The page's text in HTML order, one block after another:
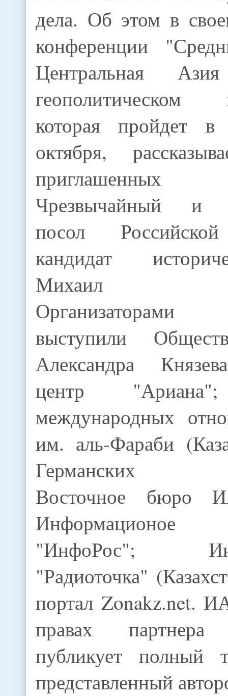
дела. Об этом в
конференции
Центральная
геополитическом
которая пройдет
октября,
приглашенных
Чрезвычайный и
посол
кандидат
Михаил
Организаторами
выступили
Александра
центр
международных
им. аль-Фараби
Германских
Восточное бюро
Информационое
"ИнфоРос";
"Радиоточка"
портал Zonakz.net.
правах партнера
публикует полный
представленный